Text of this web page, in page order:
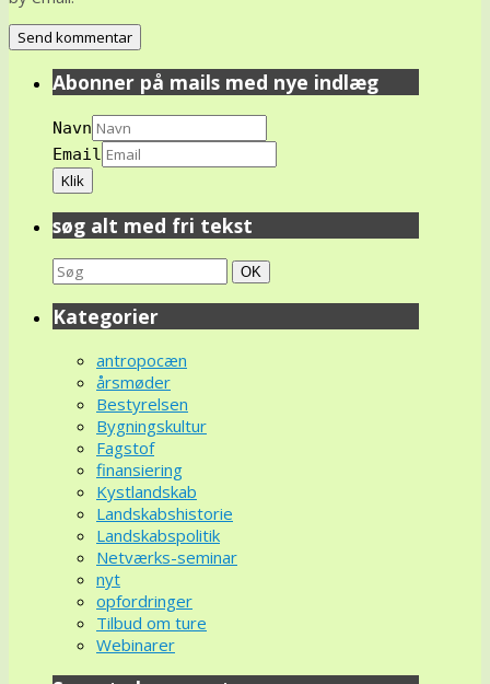
Abonner på mails med nye indlæg
Navn
Email
søg alt med fri tekst
Search
for:
Søg
OK
Kategorier
antropocæn
årsmøder
Bestyrelsen
Bygningskultur
Fagstof
finansiering
Kystlandskab
Landskabshistorie
Landskabspolitik
Netværks-seminar
nyt
opfordringer
Tilbud om ture
Webinarer